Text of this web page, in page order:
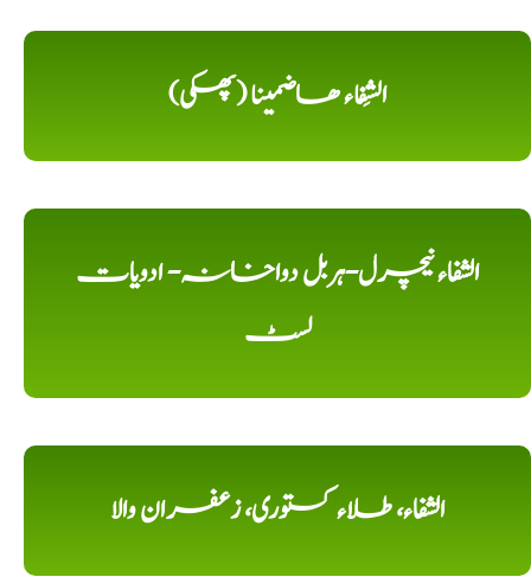
الشِفاء ھاضمینا (پھکی)
الشفاء نیچرل-ہربل دواخانہ- ادویات
لسٹ
الشفاء، طلاء کستوری، زعفران والا